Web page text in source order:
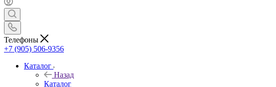
Телефоны
+7 (905) 506-9356
Каталог
Назад
Каталог